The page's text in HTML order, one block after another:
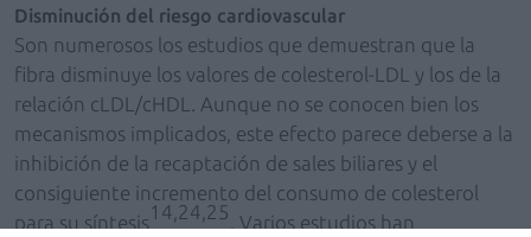
Disminución del riesgo cardiovascular
Son numerosos los estudios que demuestran que la
fibra disminuye los valores de colesterol-LDL y los de la
relación cLDL/cHDL. Aunque no se conocen bien los
mecanismos implicados, este efecto parece deberse a la
inhibición de la recaptación de sales biliares y el
consiguiente incremento del consumo de colesterol
para su síntesis14,24,25 . Varios estudios han